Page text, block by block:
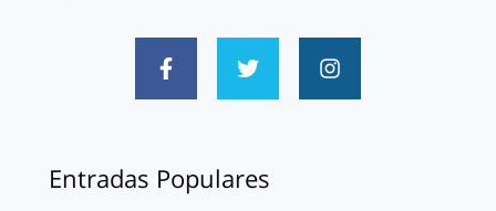
Entradas Populares